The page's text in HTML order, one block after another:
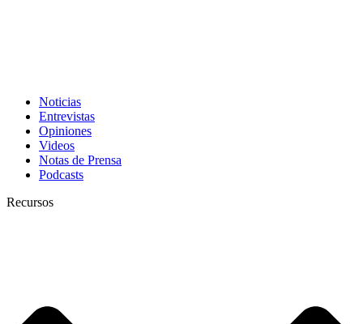
Noticias
Entrevistas
Opiniones
Videos
Notas de Prensa
Podcasts
Recursos